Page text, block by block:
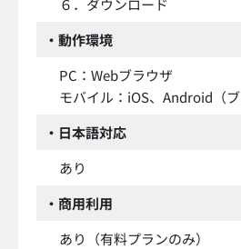
６．ダウンロード
・動作環境
PC：Webブラウザ
モバイル：iOS、Android（ブ
・日本語対応
あり
・商用利用
あり（有料プランのみ）